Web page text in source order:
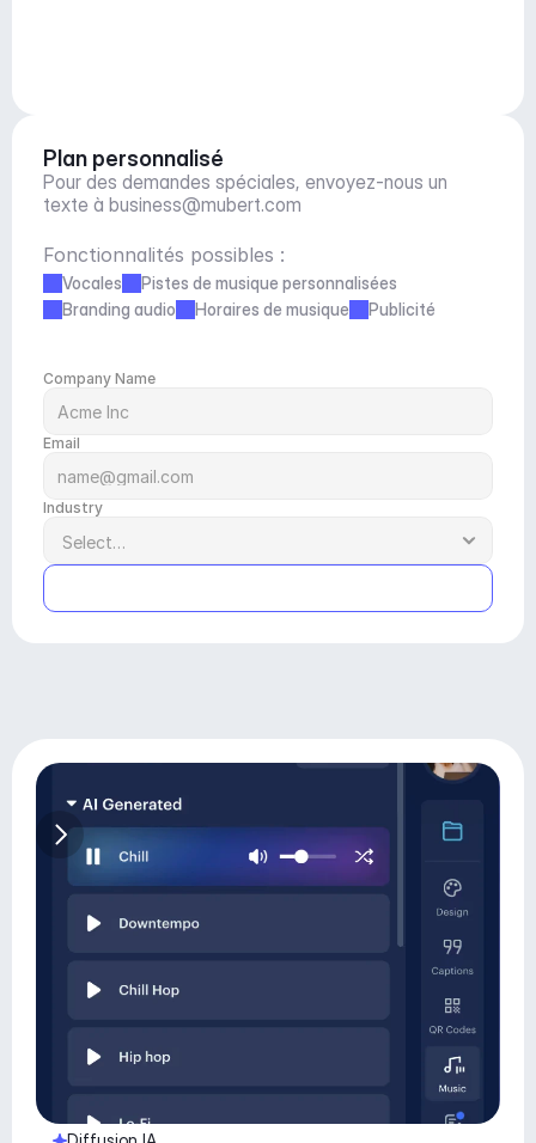
Plan personnalisé
Pour des demandes spéciales, envoyez-nous un
texte à business@mubert.com
Fonctionnalités possibles :
Vocales
Pistes de musique personnalisées
Branding audio
Horaires de musique Publicité
Company Name
Email
Industry